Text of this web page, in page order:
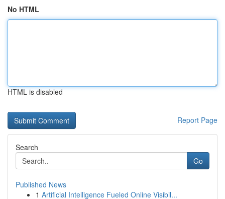
No HTML
HTML is disabled
Report Page
Search
Go
Published News
1 Artificial Intelligence Fueled Online Visibil...